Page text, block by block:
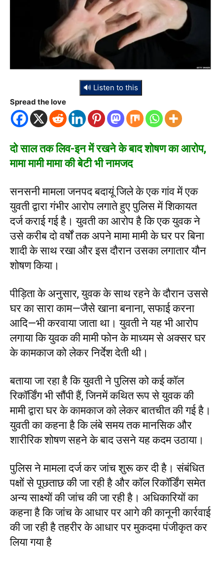
🔊 Listen to this
Spread the love
दो साल तक लिव-इन में रखने के बाद शोषण का आरोप,
मामा मामी मामा की बेटी भी नामजद
सनसनी मामला जनपद बदायूं जिले के एक गांव में एक
युवती द्वारा गंभीर आरोप लगाते हुए पुलिस में शिकायत
दर्ज कराई गई है। युवती का आरोप है कि एक युवक ने
उसे करीब दो वर्षों तक अपने मामा मामी के घर पर बिना
शादी के साथ रखा और इस दौरान उसका लगातार यौन
शोषण किया।
पीड़िता के अनुसार, युवक के साथ रहने के दौरान उससे
घर का सारा काम—जैसे खाना बनाना, सफाई करना
आदि—भी करवाया जाता था। युवती ने यह भी आरोप
लगाया कि युवक की मामी फोन के माध्यम से अक्सर घर
के कामकाज को लेकर निर्देश देती थी।
बताया जा रहा है कि युवती ने पुलिस को कई कॉल
रिकॉर्डिंग भी सौंपी हैं, जिनमें कथित रूप से युवक की
मामी द्वारा घर के कामकाज को लेकर बातचीत की गई है।
युवती का कहना है कि लंबे समय तक मानसिक और
शारीरिक शोषण सहने के बाद उसने यह कदम उठाया।
पुलिस ने मामला दर्ज कर जांच शुरू कर दी है। संबंधित
पक्षों से पूछताछ की जा रही है और कॉल रिकॉर्डिंग समेत
अन्य साक्ष्यों की जांच की जा रही है। अधिकारियों का
कहना है कि जांच के आधार पर आगे की कानूनी कार्रवाई
की जा रही है तहरीर के आधार पर मुकदमा पंजीकृत कर
लिया गया है